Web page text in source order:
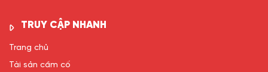
TRUY CẬP NHANH
Trang chủ
Tài sản cầm cố